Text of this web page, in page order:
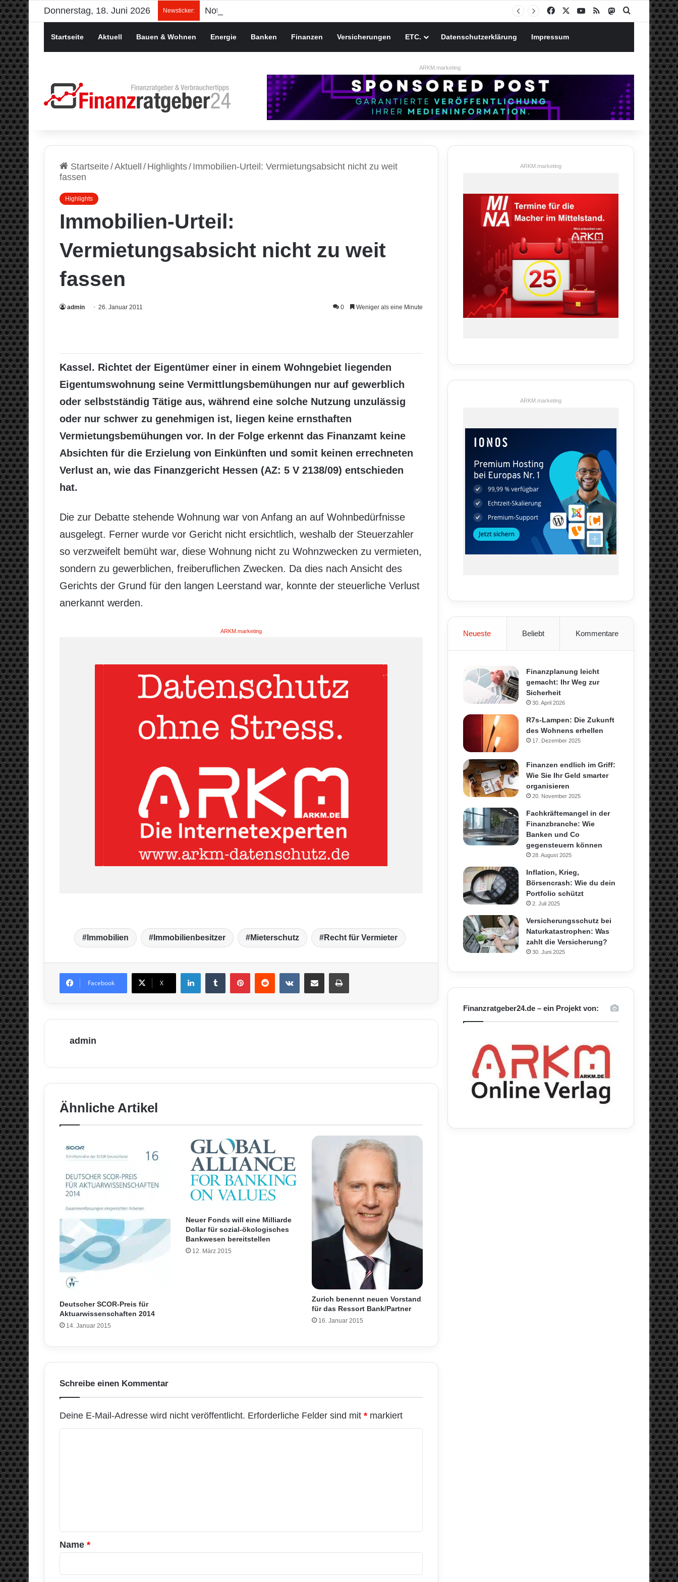
Donnerstag, 18. Juni 2026 Newsticker: Facebook YouTube
RSS MastodonSuchen nach
Startseite Aktuell Bauen & Wohnen Energie Banken Finanzen Versicherungen ETC. Datenschutzerklärung Impressum
ARKM.marketing
Startseite/Aktuell / Highlights/ Immobilien-Urteil: Vermietungsabsicht nicht zu weit
fassen
Highlights
Immobilien-Urteil:
Vermietungsabsicht nicht zu weit
fassen
admin 26. Januar 2011 0 Weniger als eine Minute
Kassel. Richtet der Eigentümer einer in einem Wohngebiet liegenden
Eigentumswohnung seine Vermittlungsbemühungen nur auf gewerblich
oder selbstständig Tätige aus, während eine solche Nutzung unzulässig
oder nur schwer zu genehmigen ist, liegen keine ernsthaften
Vermietungsbemühungen vor. In der Folge erkennt das Finanzamt keine
Absichten für die Erzielung von Einkünften und somit keinen errechneten
Verlust an, wie das Finanzgericht Hessen (AZ: 5 V 2138/09) entschieden
hat.
Die zur Debatte stehende Wohnung war von Anfang an auf Wohnbedürfnisse
ausgelegt. Ferner wurde vor Gericht nicht ersichtlich, weshalb der Steuerzahler
so verzweifelt bemüht war, diese Wohnung nicht zu Wohnzwecken zu vermieten,
sondern zu gewerblichen, freiberuflichen Zwecken. Da dies nach Ansicht des
Gerichts der Grund für den langen Leerstand war, konnte der steuerliche Verlust
anerkannt werden.
ARKM.marketing
Immobilien Immobilienbesitzer Mieterschutz Recht für Vermieter
Facebook X
LinkedIn VKontakte
admin
Ähnliche Artikel
Deutscher SCOR-Preis für
Aktuarwissenschaften 2014
14. Januar 2015
Neuer Fonds will eine Milliarde
Dollar für sozial-ökologisches
Bankwesen bereitstellen
12. März 2015
Zurich benennt neuen Vorstand
für das Ressort Bank/Partner
16. Januar 2015
Schreibe einen Kommentar
Deine E-Mail-Adresse wird nicht veröffentlicht. Erforderliche Felder sind mit * markiert
a
r
*
Name *
ARKM.marketing
ARKM.marketing
Neueste Beliebt Kommentare
Finanzplanung leicht
gemacht: Ihr Weg zur
Sicherheit
30. April 2026
R7s-Lampen: Die Zukunft
des Wohnens erhellen
17. Dezember 2025
Finanzen endlich im Griff:
Wie Sie Ihr Geld smarter
organisieren
20. November 2025
Fachkräftemangel in der
Finanzbranche: Wie
Banken und Co
gegensteuern können
28. August 2025
Inflation, Krieg,
Börsencrash: Wie du dein
Portfolio schützt
2. Juli 2025
Versicherungsschutz bei
Naturkatastrophen: Was
zahlt die Versicherung?
30. Juni 2025
Finanzratgeber24.de – ein Projekt von: